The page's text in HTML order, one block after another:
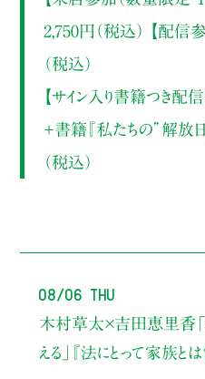
2,750円（税込） 【配信
（税込）
【サイン入り書籍つき配
＋書籍『私たちの”解放
（税込）
08/06 Thu
木村草太×吉田恵里香
える」
『法にとって家族と